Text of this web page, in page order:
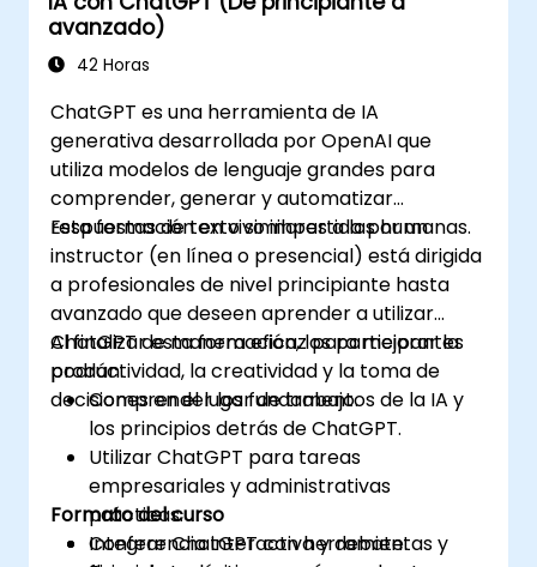
avanzado)
42 Horas
ChatGPT es una herramienta de IA
generativa desarrollada por OpenAI que
utiliza modelos de lenguaje grandes para
comprender, generar y automatizar
respuestas de texto similares a las humanas.
Esta formación en vivo impartida por un
instructor (en línea o presencial) está dirigida
a profesionales de nivel principiante hasta
avanzado que deseen aprender a utilizar
ChatGPT de manera eficaz para mejorar la
productividad, la creatividad y la toma de
decisiones en el lugar de trabajo.
Al finalizar esta formación, los participantes
podrán:
Comprender los fundamentos de la IA y
los principios detrás de ChatGPT.
Utilizar ChatGPT para tareas
empresariales y administrativas
prácticas.
Integrar ChatGPT con herramientas y
Formato del curso
Conferencia interactiva y debate.